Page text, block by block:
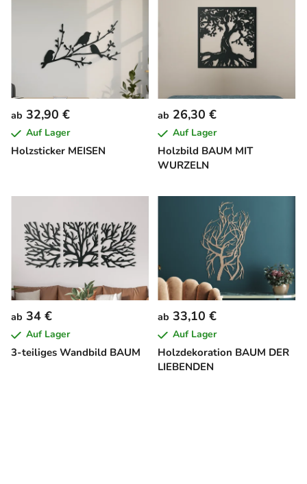
Holzsticker MEISEN
ab 32,90 €
Auf Lager
Holzbild BAUM MIT
WURZELN
ab 26,30 €
Auf Lager
3-teiliges Wandbild BAUM
ab 34 €
Auf Lager
Holzdekoration BAUM DER
LIEBENDEN
ab 33,10 €
Auf Lager